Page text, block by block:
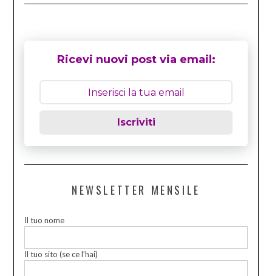
Ricevi nuovi post via email:
Iscriviti
NEWSLETTER MENSILE
Il tuo nome
Il tuo sito (se ce l’hai)